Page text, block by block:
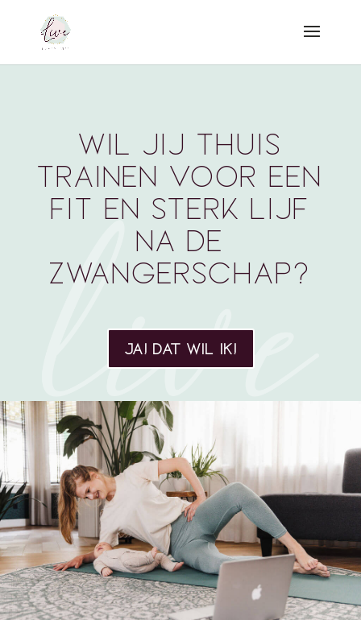
wil jij thuis
trainen voor een
fit en sterk lijf
na de
zwangerschap?
JA! DAT WIL IK!